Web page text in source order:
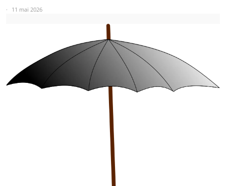
11 mai 2026